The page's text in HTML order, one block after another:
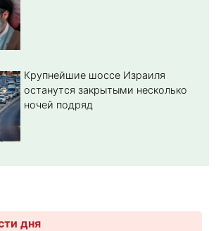
Крупнейшие шоссе Израиля
останутся закрытыми несколько
ночей подряд
дня